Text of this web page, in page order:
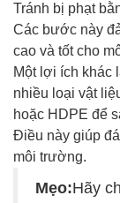
Tránh bị phạt
Các bước này
cao và tốt cho
Một lợi ích khác
nhiều loại vật
hoặc HDPE để
Điều này giúp
môi trường.
Mẹo:Hãy